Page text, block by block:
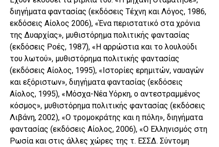
διηγήματα φαντασίας (εκδόσεις Τέχνη και Λόγος, 1986,
εκδόσεις Αίολος 2006), «Ένα περιστατικό στα χρόνια
της Δυαρχίας», μυθιστόρημα πολιτικής φαντασίας
(εκδόσεις Ροές, 1987), «Η αρρώστια και το λουλούδι
του λωτού», μυθιστόρημα πολιτικής φαντασίας
(εκδόσεις Αίολος, 1995), «Ιστορίες ερημιτών, ναυαγών
και εξόριστων», διηγήματα φαντασίας (εκδόσεις
Αίολος, 1995), «Μόσχα-Νέα Υόρκη, ο αντεστραμμένος
κόσμος», μυθιστόρημα πολιτικής φαντασίας (εκδόσεις
Λιβάνη, 2002), «Ο τρομοκράτης και η πόλη», διηγήματα
φαντασίας (εκδόσεις Αίολος, 2006), «Ο Ελληνισμός στη
Ρωσία και στις άλλες χώρες της τ. ΕΣΣΔ. Σύντομη